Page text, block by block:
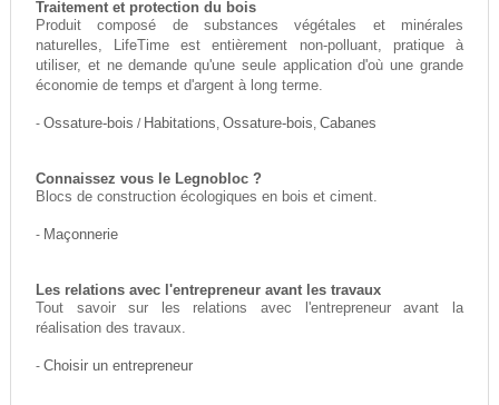
Traitement et protection du bois
Produit composé de substances végétales et minérales
naturelles, LifeTime est entièrement non-polluant, pratique à
utiliser, et ne demande qu'une seule application d'où une grande
économie de temps et d'argent à long terme.
- Ossature-bois / Habitations, Ossature-bois, Cabanes
Connaissez vous le Legnobloc ?
Blocs de construction écologiques en bois et ciment.
- Maçonnerie
Les relations avec l'entrepreneur avant les travaux
Tout savoir sur les relations avec l'entrepreneur avant la
réalisation des travaux.
- Choisir un entrepreneur